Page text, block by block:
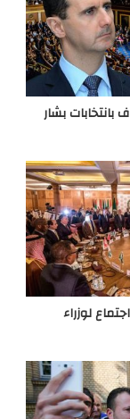
بانتخابات بشار
لوزراء